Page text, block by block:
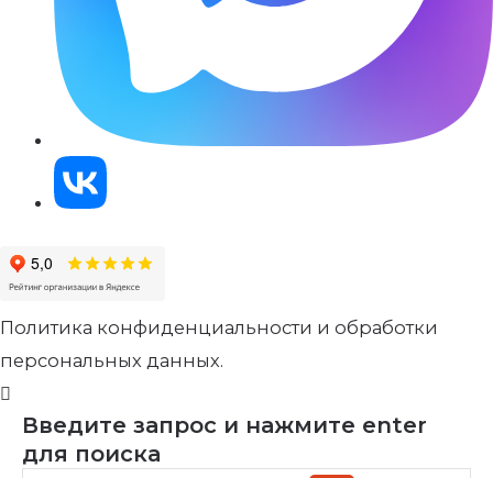
Политика конфиденциальности и обработки
персональных данных.
Введите запрос и нажмите enter
для поиска